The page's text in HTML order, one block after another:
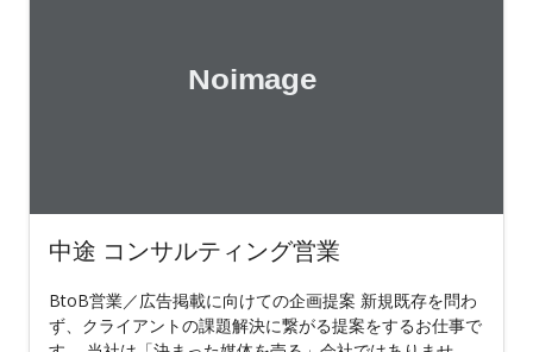
中途 コンサルティング営業
BtoB営業／広告掲載に向けての企画提案 新規既存を問わ
ず、クライアントの課題解決に繋がる提案をするお仕事で